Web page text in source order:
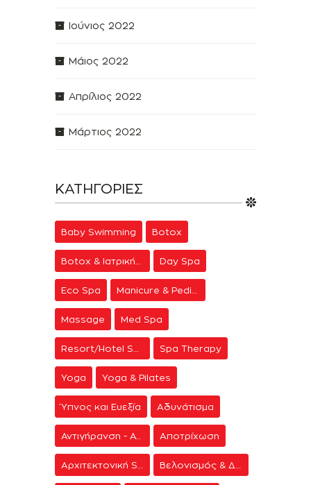
Ιούνιος 2022
Μάιος 2022
Απρίλιος 2022
Μάρτιος 2022
ΚΑΤΗΓΟΡΊΕΣ
Baby Swimming Botox
Day Spa
Eco Spa
Massage Med Spa
Spa Therapy
Yoga Yoga & Pilates
Ύπνος και Ευεξία Αδυνάτισμα
Αντιγήρανση - Ανάπλαση Προσώπου Αποτρίχωση